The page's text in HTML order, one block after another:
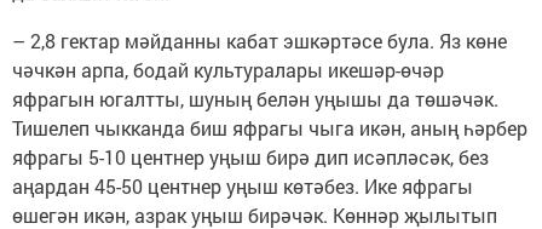
– 2,8 гектар мәйданны кабат эшкәртәсе була. Яз көне
чәчкән арпа, бодай культуралары икешәр-өчәр
яфрагын югалтты, шуның белән уңышы да төшәчәк.
Тишелеп чыкканда биш яфрагы чыга икән, аның һәрбер
яфрагы 5-10 центнер уңыш бирә дип исәпләсәк, без
аңардан 45-50 центнер уңыш көтәбез. Ике яфрагы
өшегән икән, азрак уңыш бирәчәк. Көннәр җылытып